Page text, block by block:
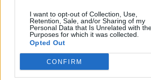
I want to opt-out of Collection, Use,
Retention, Sale, and/or Sharing of my
Personal Data that Is Unrelated with
Purposes for which it was collected.
Opted Out
CONFIRM
ΔΕΙΤΕ ΕΠΙΣΗΣ
ΣΤΗΝ ΙΔΙΑ ΚΑΤΗΓΟΡΙΑ
«Κάθε Τρίτη με